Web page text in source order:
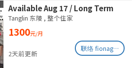
Available Aug 17 / Long Term
Rental / For 1-2 person stay
only / Include utilities
Tanglin 东陵 , 整个住家
1300元/月
2天前更新
联络 fionag@transinex.com.sg